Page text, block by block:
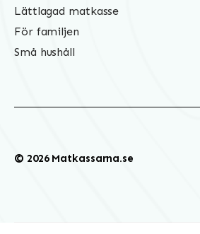
Lättlagad matkasse
För familjen
Små hushåll
© 2026 Matkassarna.se